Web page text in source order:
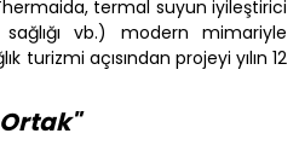
termal suyun iyileştirici
vb.) modern mimariyle
turizmi açısından projeyi yılın 12